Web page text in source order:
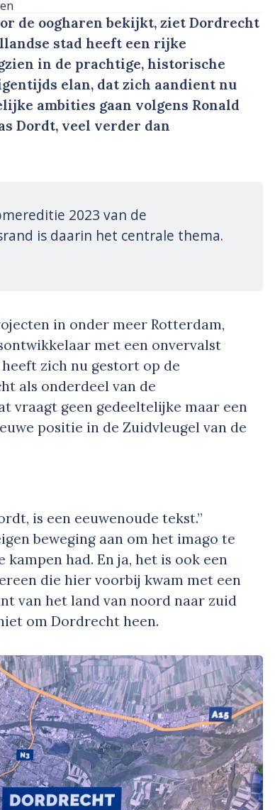
de oogharen bekijkt, ziet Dordrecht
stad heeft een rijke
in de prachtige, historische
elan, dat zich aandient nu
ambities gaan volgens Ronald
Dordt, veel verder dan
2023 van de
is daarin het centrale thema.
in onder meer Rotterdam,
met een onvervalst
zich nu gestort op de
als onderdeel van de
vraagt geen gedeeltelijke maar een
positie in de Zuidvleugel van de
is een eeuwenoude tekst.”
beweging aan om het imago te
had. En ja, het is ook een
die hier voorbij kwam met een
van het land van noord naar zuid
om Dordrecht heen.